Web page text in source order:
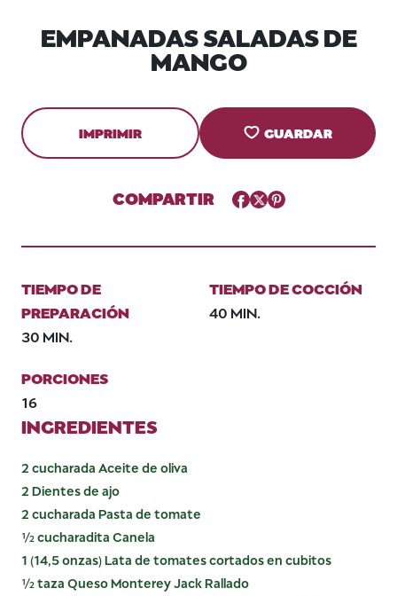
EMPANADAS SALADAS DE
MANGO
IMPRIMIR GUARDAR
COMPARTIR Facebook
TwitterPinterest
TIEMPO DE
PREPARACIÓN
30 MIN.
TIEMPO DE COCCIÓN
40 MIN.
PORCIONES
16
INGREDIENTES
2 cucharada Aceite de oliva
2 Dientes de ajo
2 cucharada Pasta de tomate
½ cucharadita Canela
1 (14,5 onzas) Lata de tomates cortados en cubitos
½ taza Queso Monterey Jack Rallado